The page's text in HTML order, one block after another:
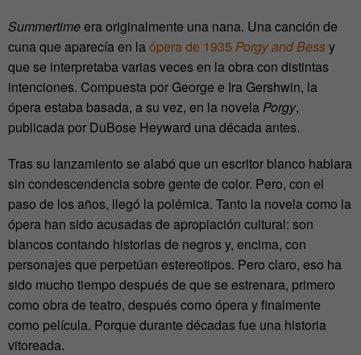
Summertimeera originalmente una nana. Una canción de
cuna que aparecía en laópera de 1935 Porgy and Bessy
que se interpretaba varias veces en la obra con distintas
intenciones. Compuesta por George e Ira Gershwin, la
ópera estaba basada, a su vez, en la novelaPorgy,
publicada por DuBose Heyward una década antes.
Tras su lanzamiento se alabó que un escritor blanco hablara
sin condescendencia sobre gente de color. Pero, con el
paso de los años, llegó la polémica. Tanto la novela como la
ópera han sido acusadas de apropiación cultural: son
blancos contando historias de negros y, encima, con
personajes que perpetúan estereotipos. Pero claro, eso ha
sido mucho tiempo después de que se estrenara, primero
como obra de teatro, después como ópera y finalmente
como película. Porque durante décadas fue una historia
vitoreada.